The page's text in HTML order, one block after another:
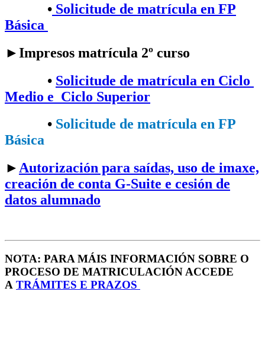
• Solicitude de matrícula en FP
Básica
►Impresos matrícula 2º curso
•​ Solicitude de matrícula en Ciclo
Medio e Ciclo Superior
•​ Solicitude de matrícula en FP
Básica
►Autorización para saídas, uso de imaxe,
creación de conta G-Suite e cesión de
datos alumnado
NOTA: PARA MÁIS INFORMACIÓN SOBRE O
PROCESO DE MATRICULACIÓN ACCEDE
A TRÁMITES E PRAZOS